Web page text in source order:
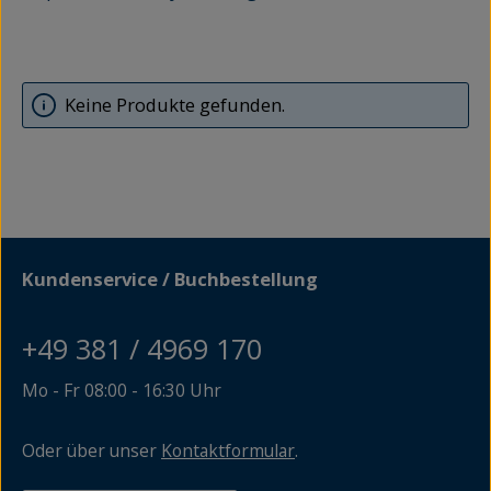
Keine Produkte gefunden.
Kundenservice / Buchbestellung
+49 381 / 4969 170
Mo - Fr 08:00 - 16:30 Uhr
Oder über unser Kontaktformular.